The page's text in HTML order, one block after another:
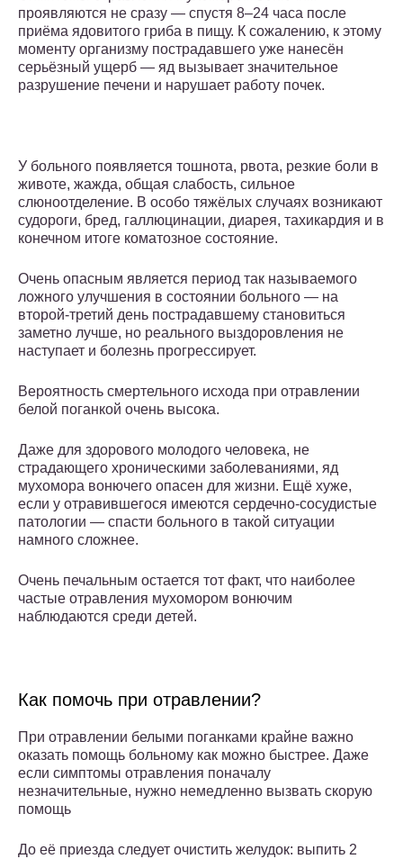
проявляются не сразу — спустя 8–24 часа после
приёма ядовитого гриба в пищу. К сожалению, к этому
моменту организму пострадавшего уже нанесён
серьёзный ущерб — яд вызывает значительное
разрушение печени и нарушает работу почек.
У больного появляется тошнота, рвота, резкие боли в
животе, жажда, общая слабость, сильное
слюноотделение. В особо тяжёлых случаях возникают
судороги, бред, галлюцинации, диарея, тахикардия и в
конечном итоге коматозное состояние.
Очень опасным является период так называемого
ложного улучшения в состоянии больного — на
второй-третий день пострадавшему становиться
заметно лучше, но реального выздоровления не
наступает и болезнь прогрессирует.
Вероятность смертельного исхода при отравлении
белой поганкой очень высока.
Даже для здорового молодого человека, не
страдающего хроническими заболеваниями, яд
мухомора вонючего опасен для жизни. Ещё хуже,
если у отравившегося имеются сердечно-сосудистые
патологии — спасти больного в такой ситуации
намного сложнее.
Очень печальным остается тот факт, что наиболее
частые отравления мухомором вонючим
наблюдаются среди детей.
Как помочь при отравлении?
При отравлении белыми поганками крайне важно
оказать помощь больному как можно быстрее. Даже
если симптомы отравления поначалу
незначительные, нужно немедленно вызвать скорую
помощь
До её приезда следует очистить желудок: выпить 2